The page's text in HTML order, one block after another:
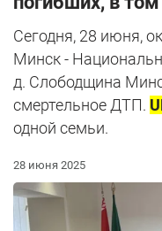
Сегодня, 28 июня,
Минск -
д. Слободщина
смертельное ДТП.
одной семьи.
28 июня 2025